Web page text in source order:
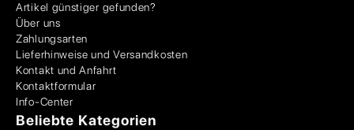
Artikel günstiger gefunden?
Über uns
Zahlungsarten
Lieferhinweise und Versandkosten
Kontakt und Anfahrt
Kontaktformular
Info-Center
Beliebte Kategorien